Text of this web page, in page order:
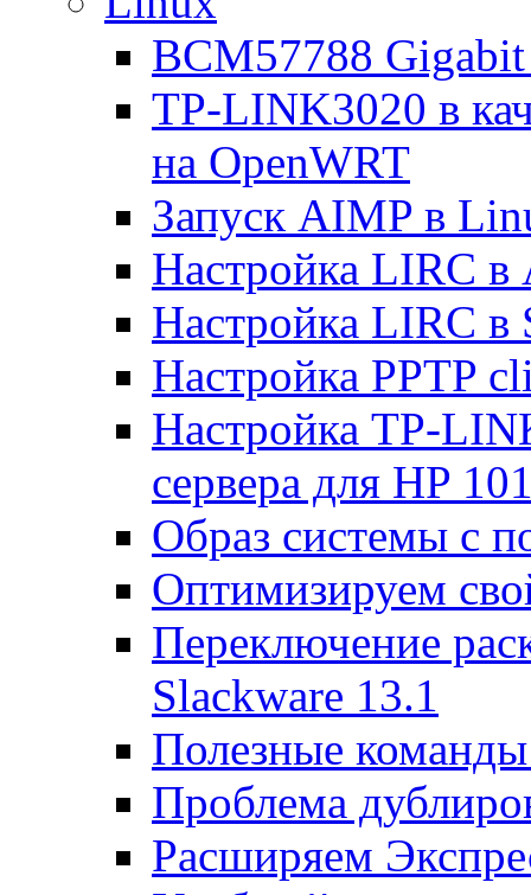
BCM57788
TP-LINK3020 в
на OpenWRT
Запуск AIMP в
Настройка LIRC
Настройка LIRC
Настройка PPTP
Настройка TP-
сервера для HP
Образ системы с
Оптимизируем
Переключение
Slackware 13.1
Полезные
Проблема
Расширяем